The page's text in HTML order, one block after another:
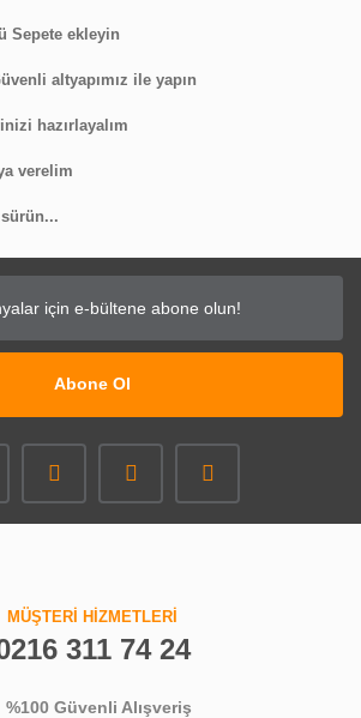
Sepete ekleyin
altyapımız ile yapın
hazırlayalım
verelim
Abone Ol
MÜŞTERİ HİZMETLERİ
311 74 24
%100 Güvenli Alışveriş